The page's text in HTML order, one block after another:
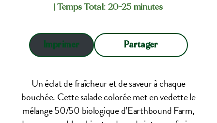
| Temps Total: 20-25 minutes
Un éclat de fraîcheur et de saveur à chaque
bouchée. Cette salade colorée met en vedette le
mélange 50/50 biologique d’Earthbound Farm,
Imprimer Partager